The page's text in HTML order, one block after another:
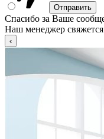
Спасибо за Ваше
Наш менеджер